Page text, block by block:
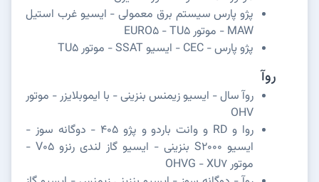
پژو پارس سیستم برق معمولی - ایسیو غرب استیل
MAW - موتور EURO5 - TU5
پژو پارس - CEC - ایسیو SSAT - موتور TU5
روآ
روآ سال - ایسیو زیمنس بنزینی - با ایموبلایزر - موتور
OHV
روا و RD و وانت باردو و پژو 405 - دوگانه سوز -
ایسیو S2000 بنزینی - ایسیو گاز لندی رنزو V05 -
موتور OHVG - XU7